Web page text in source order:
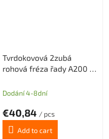
Tvrdokovová 2zubá
rohová fréza řady A200 s
pr.2 mm odlehčený krček
Dodání 4-8dní
€40,84 / pcs
Add to cart